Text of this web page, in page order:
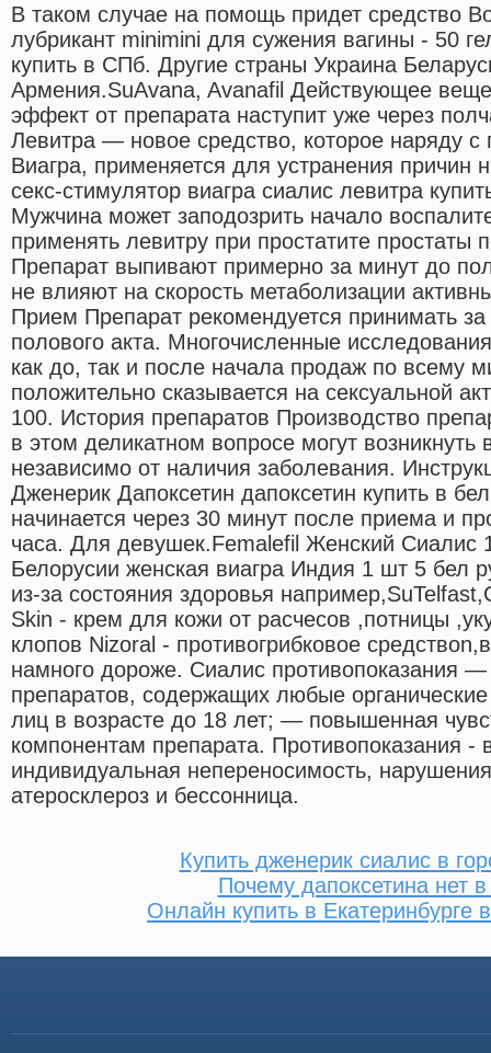
В таком случае на помощь придет средство
лубрикант minimini для сужения вагины - 50
купить в СПб. Другие страны Украина
Армения.SuAvana, Avanafil Действующее
эффект от препарата наступит уже через
Левитра — новое средство, которое наряду
Виагра, применяется для устранения
секс-стимулятор виагра сиалис левитра
Мужчина может заподозрить начало
применять левитру при простатите простаты
Препарат выпивают примерно за минут до
не влияют на скорость метаболизации
Прием Препарат рекомендуется принимать
полового акта. Многочисленные
как до, так и после начала продаж по всему
положительно сказывается на сексуальной
100. История препаратов Производство
в этом деликатном вопросе могут
независимо от наличия заболевания.
Дженерик Дапоксетин дапоксетин купить в
начинается через 30 минут после приема и
часа. Для девушек.Femalefil Женский Сиалис
Белорусии женская виагра Индия 1 шт 5 бел
из-за состояния здоровья
Skin - крем для кожи от расчесов ,потницы
клопов Nizoral - противогрибковое
намного дороже. Сиалис противопоказания
препаратов, содержащих любые
лиц в возрасте до 18 лет; — повышенная
компонентам препарата. Противопоказания -
индивидуальная непереносимость,
атеросклероз и бессонница.
Купить дженерик сиалис в
Почему дапоксетина нет в
Онлайн купить в Екатеринбурге